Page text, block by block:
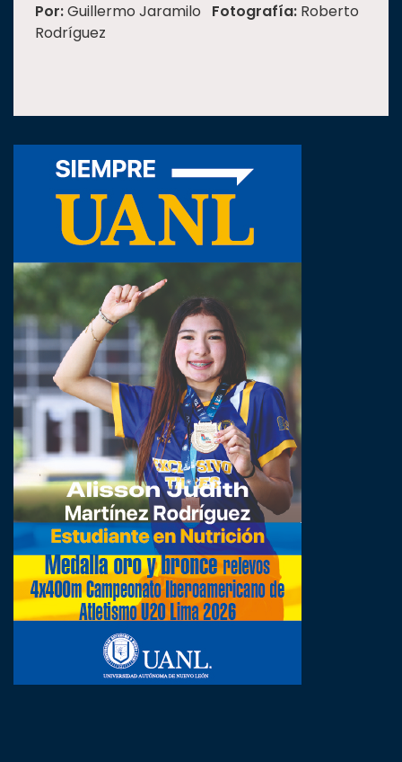
Por:Guillermo Jaramilo Fotografía: Roberto
Rodríguez